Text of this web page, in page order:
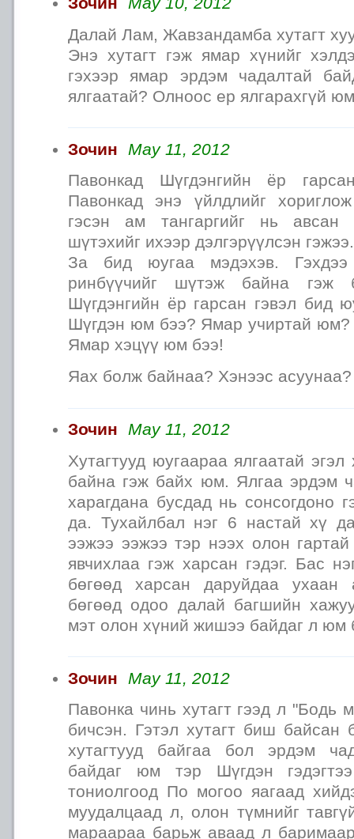
Далай Лам, Жавзандамба хутагт
Энэ хутагт гэж ямар хүнийг
гэхээр ямар эрдэм чадалтай
ялгаатай? Олноос ер ялгарахгүй
Зочин
May 11, 2012
Павонкад Шүгдэнгийн ёр
Павонкад энэ үйлдлийг хориглож
гэсэн ам тангаргийг нь авсан
шүтэхийг ихээр дэлгэрүүлсэн гэжээ.
За бид юугаа мэдэхэв.
ринбүүчийг шүтэж байна гэж
Шүгдэнгийн ёр гарсан гэвэл бид
Шүгдэн юм бээ? Ямар учиртай юм?
Ямар хэцүү юм бээ!
Яах болж байнаа? Хэнээс асуунаа?
Зочин
May 11, 2012
Хутагтууд юугаараа ялгаатай
байна гэж байх юм. Ялгаа эрдэм
харагдана бусдад нь сонсогдоно
да. Тухайлбал нэг 6 настай хү
ээжээ ээжээ тэр нээх олон
явчихлаа гэж харсан гэдэг. Бас
бөгөөд харсан даруйдаа ухаан
бөгөөд одоо далай багшийн
мэт олон хүний жишээ байдаг л юм
Зочин
May 11, 2012
Павонка чинь хутагт гээд л "Бодь
бичсэн. Гэтэл хутагт биш байсан
хутагтууд байгаа бол эрдэм
байдаг юм тэр Шүгдэн
тониолгоод По могоо яагаад
муудалцаад л, олон түмнийг
мараараа барьж аваад л